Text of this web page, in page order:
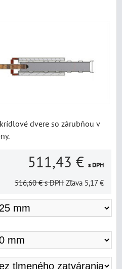
dvere so zárubňou v
511,43 € s DPH
516,60 € s DPH Zľava 5,17 €